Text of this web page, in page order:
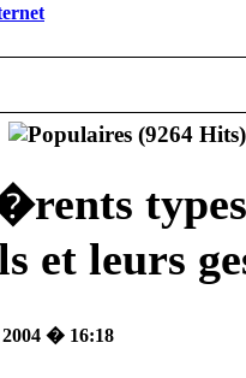
types
et leurs
� 16:18